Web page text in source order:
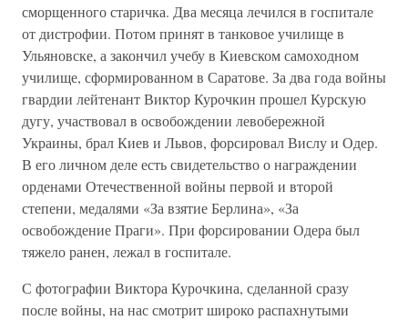
сморщенного старичка. Два месяца лечился в госпитале
от дистрофии. Потом принят в танковое училище в
Ульяновске, а закончил учебу в Киевском самоходном
училище, сформированном в Саратове. За два года войны
гвардии лейтенант Виктор Курочкин прошел Курскую
дугу, участвовал в освобождении левобережной
Украины, брал Киев и Львов, форсировал Вислу и Одер.
В его личном деле есть свидетельство о награждении
орденами Отечественной войны первой и второй
степени, медалями «За взятие Берлина», «За
освобождение Праги». При форсировании Одера был
тяжело ранен, лежал в госпитале.
С фотографии Виктора Курочкина, сделанной сразу
после войны, на нас смотрит широко распахнутыми